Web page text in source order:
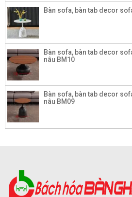
Bàn sofa, bàn tab decor
Bàn sofa, bàn tab decor
nâu BM10
Bàn sofa, bàn tab decor
nâu BM09